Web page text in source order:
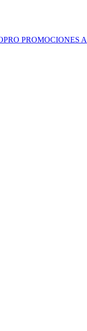
PROMOCIONES